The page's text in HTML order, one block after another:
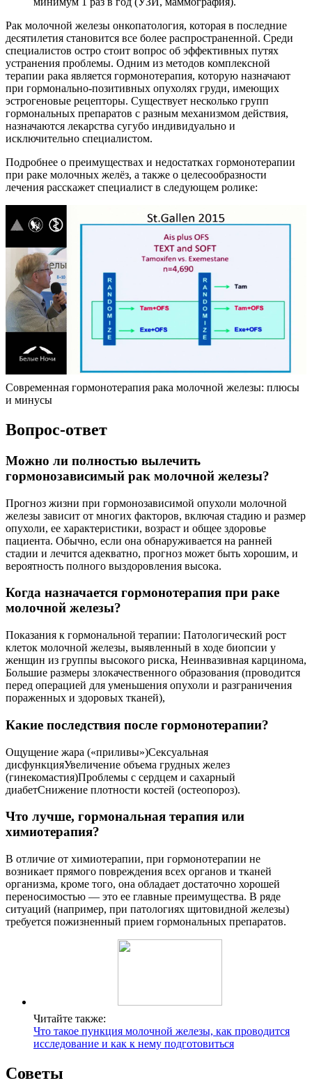
Рак молочной железы онкопатология, которая в последние
десятилетия становится все более распространенной. Среди
специалистов остро стоит вопрос об эффективных путях
устранения проблемы. Одним из методов комплексной
терапии рака является гормонотерапия, которую назначают
при гормонально-позитивных опухолях груди, имеющих
эстрогеновые рецепторы. Существует несколько групп
гормональных препаратов с разным механизмом действия,
назначаются лекарства сугубо индивидуально и
исключительно специалистом.
Подробнее о преимуществах и недостатках гормонотерапии
при раке молочных желёз, а также о целесообразности
лечения расскажет специалист в следующем ролике:
Современная гормонотерапия рака молочной железы: плюсы
и минусы
Вопрос-ответ
Можно ли полностью вылечить
гормонозависимый рак молочной железы?
Прогноз жизни при гормонозависимой опухоли молочной
железы зависит от многих факторов, включая стадию и размер
опухоли, ее характеристики, возраст и общее здоровье
пациента. Обычно, если она обнаруживается на ранней
стадии и лечится адекватно, прогноз может быть хорошим, и
вероятность полного выздоровления высока.
Когда назначается гормонотерапия при раке
молочной железы?
Показания к гормональной терапии: Патологический рост
клеток молочной железы, выявленный в ходе биопсии у
женщин из группы высокого риска, Неинвазивная карцинома,
Большие размеры злокачественного образования (проводится
перед операцией для уменьшения опухоли и разграничения
пораженных и здоровых тканей),
Какие последствия после гормонотерапии?
Ощущение жара («приливы»)Сексуальная
дисфункцияУвеличение объема грудных желез
(гинекомастия)Проблемы с сердцем и сахарный
диабетСнижение плотности костей (остеопороз).
Что лучше, гормональная терапия или
химиотерапия?
В отличие от химиотерапии, при гормонотерапии не
возникает прямого повреждения всех органов и тканей
организма, кроме того, она обладает достаточно хорошей
переносимостью — это ее главные преимущества. В ряде
ситуаций (например, при патологиях щитовидной железы)
требуется пожизненный прием гормональных препаратов.
Читайте также:
Что такое пункция молочной железы, как проводится
исследование и как к нему подготовиться
Советы